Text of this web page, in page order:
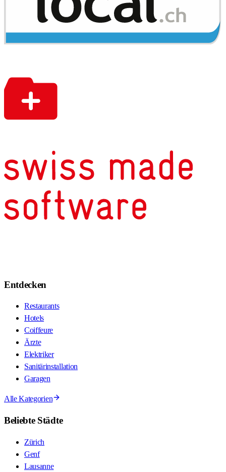
Entdecken
Restaurants
Hotels
Coiffeure
Ärzte
Elektriker
Sanitärinstallation
Garagen
Alle Kategorien
Beliebte Städte
Zürich
Genf
Lausanne